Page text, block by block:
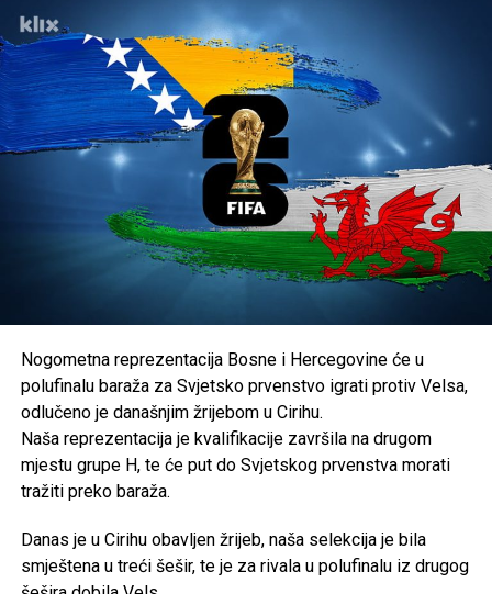
Nogometna reprezentacija Bosne i Hercegovine će u
polufinalu baraža za Svjetsko prvenstvo igrati protiv Velsa,
odlučeno je današnjim žrijebom u Cirihu.
Naša reprezentacija je kvalifikacije završila na drugom
mjestu grupe H, te će put do Svjetskog prvenstva morati
tražiti preko baraža.
Danas je u Cirihu obavljen žrijeb, naša selekcija je bila
smještena u treći šešir, te je za rivala u polufinalu iz drugog